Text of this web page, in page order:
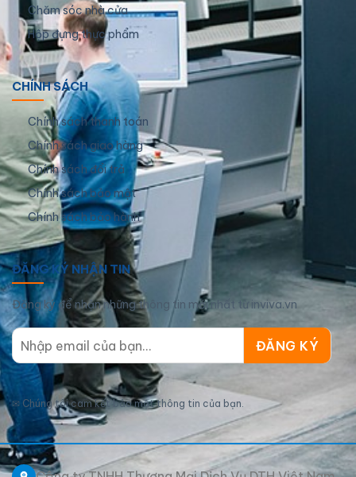
Chăm sóc nhà cửa
Hộp đựng thực phẩm
CHÍNH SÁCH
Chính sách thanh toán
Chính sách giao hàng
Chính sách đổi trả
Chính sách bảo mật
Chính sách bảo hành
ĐĂNG KÝ NHẬN TIN
Đăng ký để nhận những thông tin mới nhất từ inviva.vn
✉ Chúng tôi cam kết bảo mật thông tin của bạn.